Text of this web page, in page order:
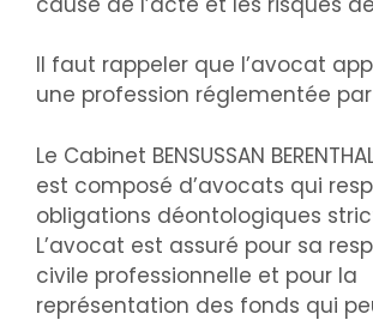
Il faut rappeler que l’avocat
une profession réglementée
Le Cabinet BENSUSSAN
est composé d’avocats qui
obligations déontologiques
L’avocat est assuré pour sa
civile professionnelle et pour la
représentation des fonds qui